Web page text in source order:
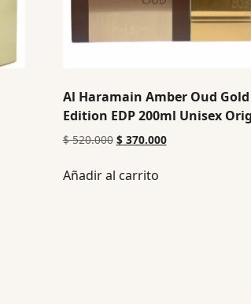
Al Haramain Amber Oud Gold
Edition EDP 200ml Unisex
$520.000 $370.000
Añadir al carrito